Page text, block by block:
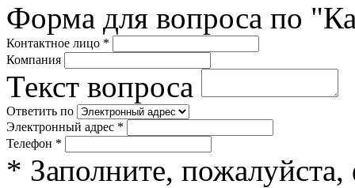
Форма для вопроса по
Контактное лицо *
Компания
Текст вопроса
Ответить по
Электронный адрес *
Телефон *
* Заполните,